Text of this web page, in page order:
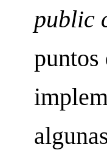
public
puntos